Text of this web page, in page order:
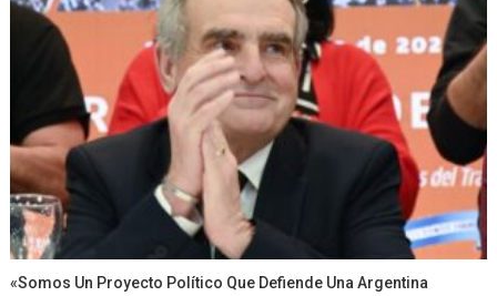
«Somos Un Proyecto Político Que Defiende Una Argentina